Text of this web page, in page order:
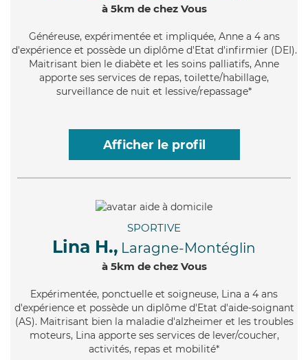
à 5km de chez Vous
Généreuse, expérimentée et impliquée, Anne a 4 ans
d'expérience et possède un diplôme d'Etat d'infirmier (DEI).
Maitrisant bien le diabète et les soins palliatifs, Anne
apporte ses services de repas, toilette/habillage,
surveillance de nuit et lessive/repassage*
Afficher le profil
SPORTIVE
Lina H., Laragne-Montéglin
à 5km de chez Vous
Expérimentée, ponctuelle et soigneuse, Lina a 4 ans
d'expérience et possède un diplôme d'Etat d'aide-soignant
(AS). Maitrisant bien la maladie d'alzheimer et les troubles
moteurs, Lina apporte ses services de lever/coucher,
activités, repas et mobilité*